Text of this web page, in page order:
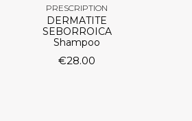
PRESCRIPTION
DERMATITE
SEBORROICA
Shampoo
€28.00